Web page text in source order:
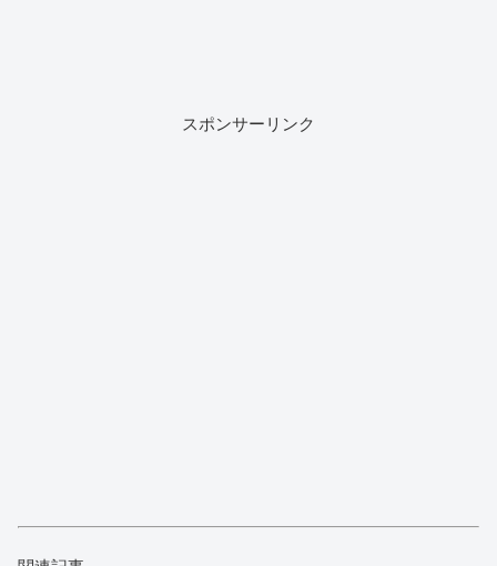
スポンサーリンク